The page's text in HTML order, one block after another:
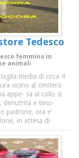
Tedesco
femmina in
animali
media di circa 4
vicino al cimitero
appe- sa al collo si
denutrita e timo-
padrone, ora e’
in attesa di